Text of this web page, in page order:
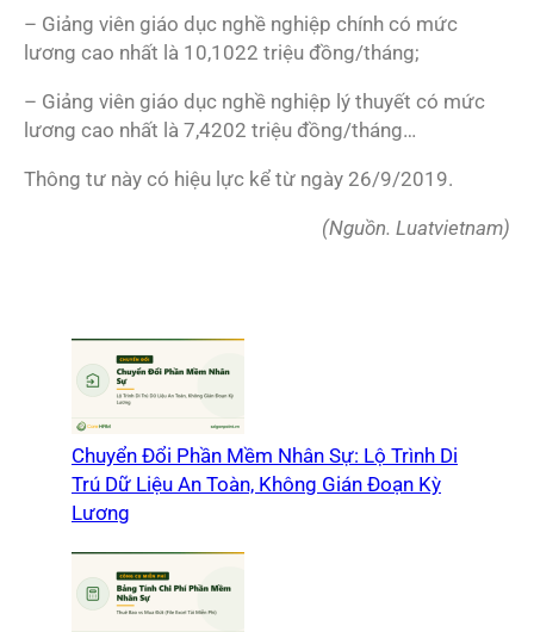
– Giảng viên giáo dục nghề nghiệp chính có mức
lương cao nhất là 10,1022 triệu đồng/tháng;
– Giảng viên giáo dục nghề nghiệp lý thuyết có mức
lương cao nhất là 7,4202 triệu đồng/tháng…
Thông tư này có hiệu lực kể từ ngày 26/9/2019.
(Nguồn. Luatvietnam)
Chuyển Đổi Phần Mềm Nhân Sự: Lộ Trình Di
Trú Dữ Liệu An Toàn, Không Gián Đoạn Kỳ
Lương